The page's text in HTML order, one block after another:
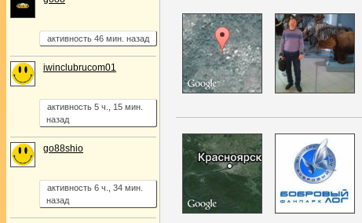
активность 46 мин. назад
iwinclubrucom01
активность 5 ч., 15 мин.
назад
go88shio
активность 6 ч., 34 мин.
назад